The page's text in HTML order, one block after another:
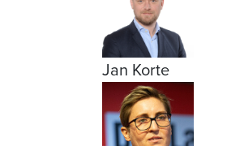
Jan Korte